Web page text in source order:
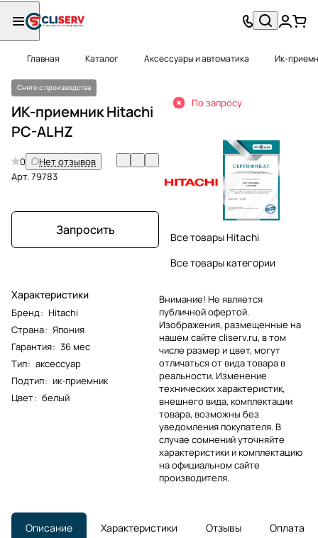
Главная Каталог Аксессуары и автоматика Ик-
Снято с производства
ИК-приемник Hitachi
PC-ALHZ
0
Нет отзывов
Арт.79783
Запросить
Характеристики
Бренд: Hitachi
Страна: Япония
Гарантия: 36 мес
Тип: аксессуар
Подтип: ик-приемник
Цвет: белый
По запросу
Все товары Hitachi
Все товары категории
Внимание! Не является
публичной офертой.
Изображения, размещенные на
нашем сайте cliserv.ru, в том
числе размер и цвет, могут
отличаться от вида товара в
реальности. Изменение
технических характеристик,
внешнего вида, комплектации
товара, возможны без
уведомления покупателя. В
случае сомнений уточняйте
характеристики и комплектацию
на официальном сайте
производителя.
Описание Характеристики Отзывы Оплата